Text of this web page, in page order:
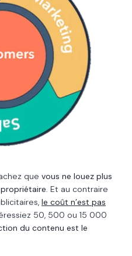
que vous ne louez plus
. Et au contraire
le coût n’est pas
50, 500 ou 15 000
du contenu est le